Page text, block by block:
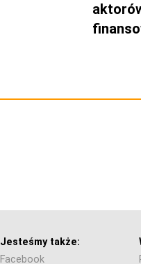
Jesteśmy także:
Facebook